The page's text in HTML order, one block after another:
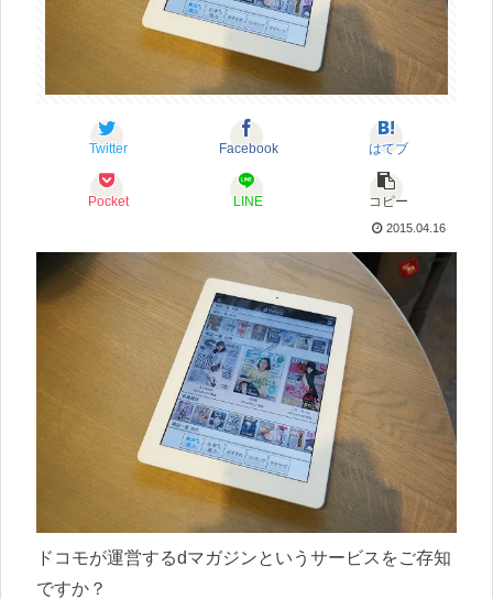
Twitter Facebook はてブ
Pocket LINE コピー
2015.04.16
ドコモが運営するdマガジンというサービスをご存知
ですか？